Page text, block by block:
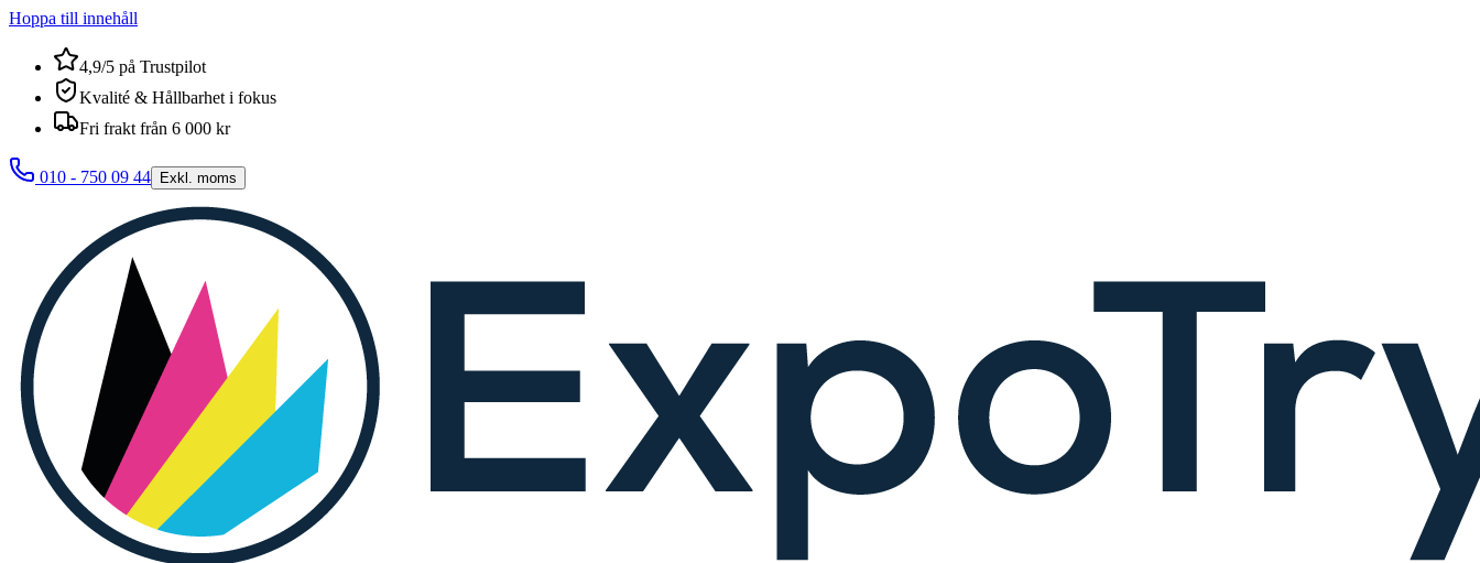
Hoppa till innehåll
4,9/5 på Trustpilot
Kvalité & Hållbarhet i fokus
Fri frakt från 6 000 kr
010 - 750 09 44 Exkl. moms